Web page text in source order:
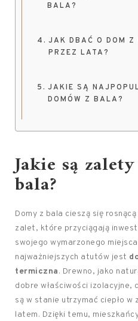
BALA?
JAK DBAĆ O DOM
PRZEZ LATA?
JAKIE SĄ
DOMÓW Z BALA?
Jakie są
bala?
Domy z bala cieszą się
zalet, które przyciągają
swojego wymarzonego
najważniejszych atutów jest
termiczna. Drewno, jako
dobre właściwości izolacyjne,
są w stanie utrzymać ciepło w
latem. Dzięki temu,